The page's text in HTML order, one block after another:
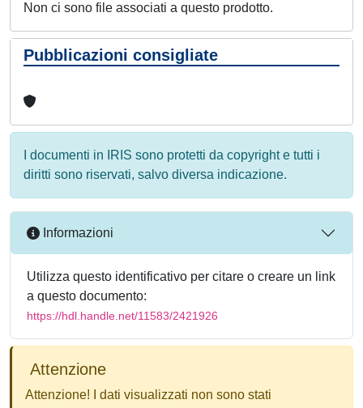
Non ci sono file associati a questo prodotto.
Pubblicazioni consigliate
I documenti in IRIS sono protetti da copyright e tutti i
diritti sono riservati, salvo diversa indicazione.
Informazioni
Utilizza questo identificativo per citare o creare un link
a questo documento:
https://hdl.handle.net/11583/2421926
Attenzione
Attenzione! I dati visualizzati non sono stati